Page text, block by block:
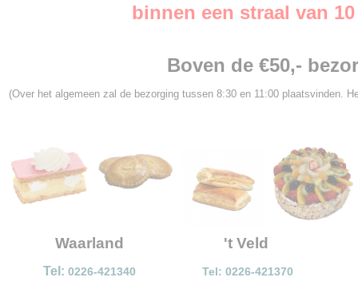
binnen een straal van
Boven de €50,-
(Over het algemeen zal de bezorging tussen 8:30 en 11:00 plaatsvinden.
Waarland
Tel: 0226-421340
't Veld
Tel: 0226-421370